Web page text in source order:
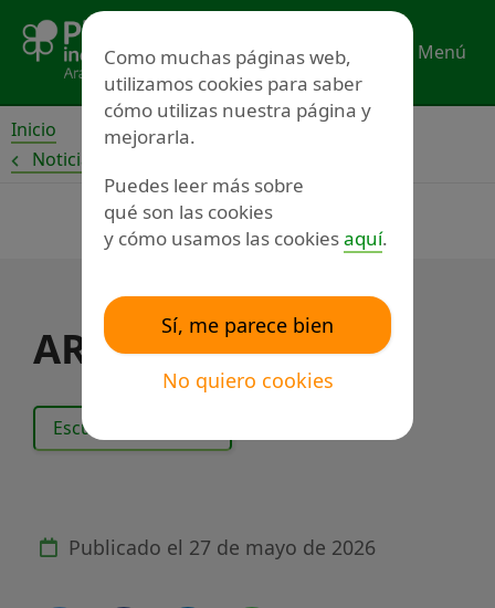
contenido
Menú
Inicio
Noticias
ARADIS
Escuchar el texto
Publicado el 27 de mayo de 2026
Como muchas páginas web,
utilizamos cookies para saber
cómo utilizas nuestra página y
mejorarla.
Puedes leer más sobre
qué son las cookies
y cómo usamos las cookiesaquí.
Sí, me parece bien
No quiero cookies